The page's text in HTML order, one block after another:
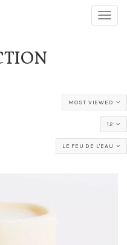
MOST VIEWED
12
LE FEU DE L'EAU